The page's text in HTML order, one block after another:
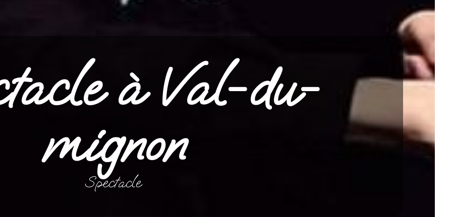
à Val-du-
mignon
Spectacle